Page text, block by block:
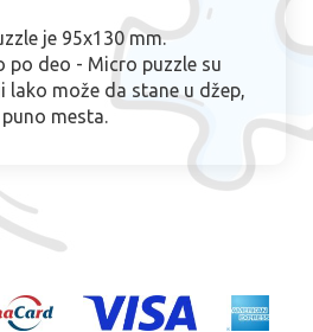
je 95x130 mm.
po deo - Micro puzzle su
lako može da stane u džep,
mesta.